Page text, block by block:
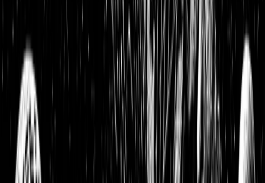
Etsy Aktienanalyse: Onlineshop-Konzept, das Kreativität,
Einzigartigkeit und Inspiration vereint